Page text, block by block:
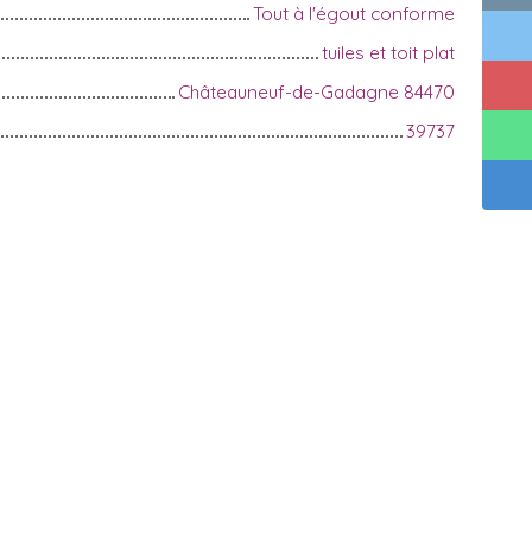
Tout à l'égout conforme
tuiles et toit plat
Châteauneuf-de-Gadagne 84470
39737